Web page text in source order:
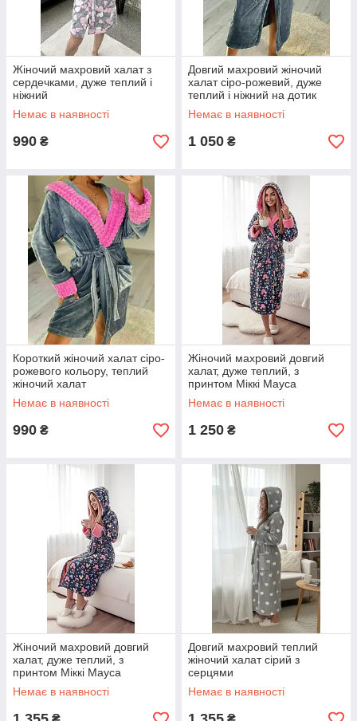
Жіночий махровий халат з
сердечками, дуже теплий і
ніжний
Немає в наявності
990 ₴
Довгий махровий жіночий
халат сіро-рожевий, дуже
теплий і ніжний на дотик
Немає в наявності
1 050 ₴
Короткий жіночий халат сіро-
рожевого кольору, теплий
жіночий халат
Немає в наявності
990 ₴
Жіночий махровий довгий
халат, дуже теплий, з
принтом Міккі Мауса
Немає в наявності
1 250 ₴
Жіночий махровий довгий
халат, дуже теплий, з
принтом Міккі Мауса
Немає в наявності
Довгий махровий теплий
жіночий халат сірий з
серцями
Немає в наявності